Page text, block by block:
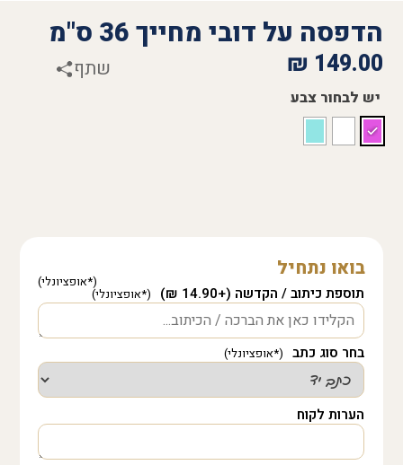
הדפסה על דובי מחייך 36 ס"מ
149.00
₪ שתף
יש לבחור צבע
בואו נתחיל
תוספת כיתוב / הקדשה (+14.90 ₪)
בחר סוג כתב
הערות לקוח